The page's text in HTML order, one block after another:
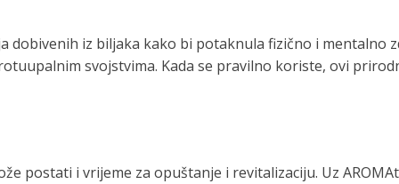
iz biljaka kako bi potaknula fizično i mentalno
svojstvima. Kada se pravilno koriste, ovi
postati i vrijeme za opuštanje i revitalizaciju. Uz
vode
prijenosno rješenje
Zamjenski dijelovi za naše
proizvode